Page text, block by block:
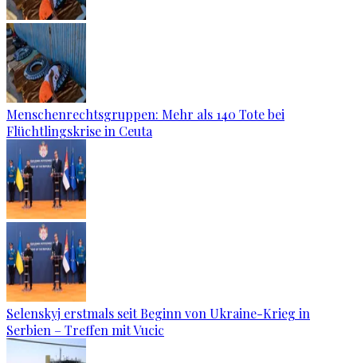
Menschenrechtsgruppen: Mehr als 140 Tote bei
Flüchtlingskrise in Ceuta
Selenskyj erstmals seit Beginn von Ukraine-Krieg in
Serbien – Treffen mit Vucic